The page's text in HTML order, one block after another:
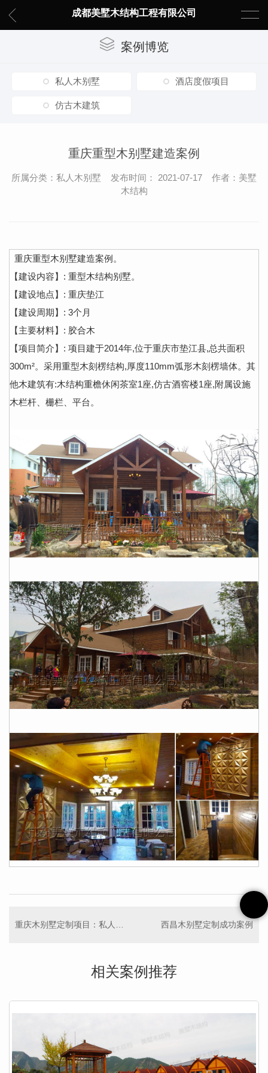
成都美墅木结构工程有限公司
案例博览
私人木别墅 酒店度假项目
仿古木建筑
重庆重型木别墅建造案例
所属分类：私人木别墅 发布时间： 2021-07-17 作者：美墅
木结构
重庆重型木别墅建造案例。
【建设内容】: 重型木结构别墅。
【建设地点】: 重庆垫江
【建设周期】: 3个月
【主要材料】: 胶合木
【项目简介】: 项目建于2014年,位于重庆市垫江县,总共面积
300m²。采用重型木刻楞结构,厚度110mm弧形木刻楞墙体。其
他木建筑有:木结构重檐休闲茶室1座,仿古酒窖楼1座,附属设施
木栏杆、栅栏、平台。
重庆木别墅定制项目：私人高端重型木别墅 西昌木别墅定制成功案例
相关案例推荐